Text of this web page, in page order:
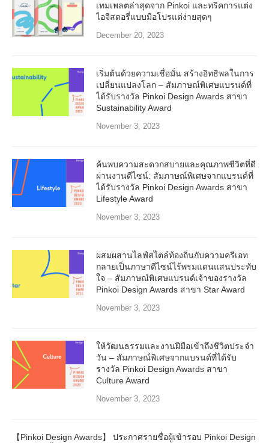
เทมเพลตล่าสุดจาก Pinkoi และทริคการแต่ง
ไอจีสตอรี่แบบมือโปรแต่ง่ายสุดๆ
December 20, 2023
เริ่มต้นด้วยความเชื่อมั่น สร้างอิทธิพลในการ
เปลี่ยนแปลงโลก – สัมภาษณ์พิเศษแบรนด์ที่
ได้รับรางวัล Pinkoi Design Awards สาขา
Sustainability Award
November 3, 2023
ค้นพบความสะดวกสบายและคุณภาพชีวิตที่ดี
ผ่านงานดีไซน์: สัมภาษณ์พิเศษจากแบรนด์ที่
ได้รับรางวัล Pinkoi Design Awards สาขา
Lifestyle Award
November 3, 2023
ผสมผสานไลฟ์สไตล์ท้องถิ่นกับความครีเอท
กลายเป็นภาษาดีไซน์ไร้พรมแดนแสนประทับ
ใจ – สัมภาษณ์พิเศษแบรนด์เจ้าของรางวัล
Pinkoi Design Awards สาขา Star Award
November 3, 2023
ให้วัฒนธรรมและงานฝีมือเข้าถึงชีวิตประจำ
วัน – สัมภาษณ์พิเศษจากแบรนด์ที่ได้รับ
รางวัล Pinkoi Design Awards สาขา
Culture Award
November 3, 2023
【Pinkoi Design Awards】 ประกาศรายชื่อผู้เข้ารอบ Pinkoi Design